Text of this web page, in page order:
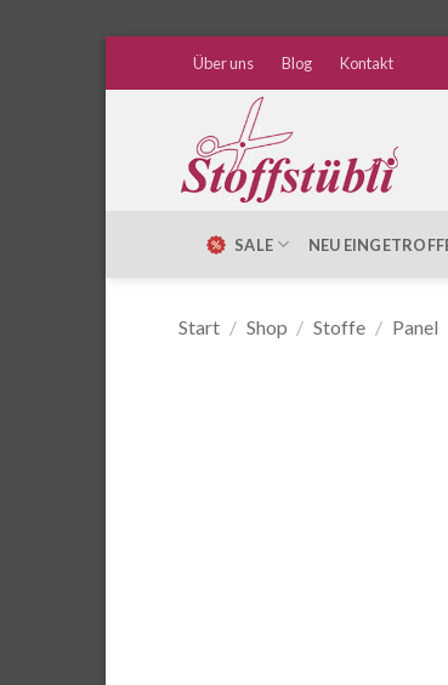
Über uns Blog Kontakt
SALE NEU
Start / Shop / Stoffe / Panel